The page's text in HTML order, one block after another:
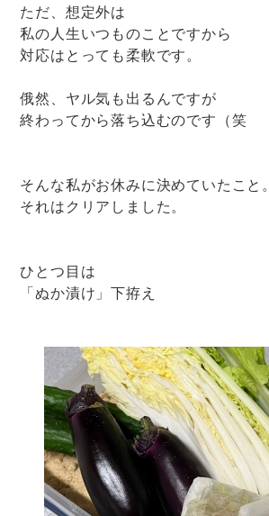
ただ、想定外は
私の人生いつものことですから
対応はとっても柔軟です。
俄然、ヤル気も出るんですが
終わってから落ち込むのです（笑
そんな私がお休みに決めていたこと。
それはクリアしました。
ひとつ目は
「ぬか漬け」下拵え